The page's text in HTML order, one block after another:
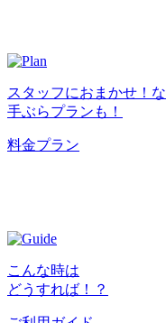
スタッフにおまかせ！な
手ぶらプランも！
料金プラン
こんな時は
どうすれば！？